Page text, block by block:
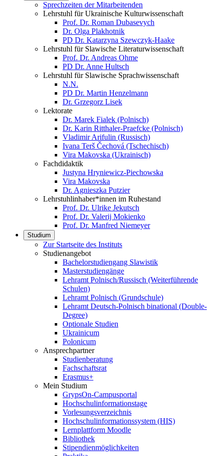
Sprechzeiten der Mitarbeitenden
Lehrstuhl für Ukrainische Kulturwissenschaft
Prof. Dr. Roman Dubasevych
Dr. Olga Plakhotnik
PD Dr. Katarzyna Szewczyk-Haake
Lehrstuhl für Slawische Literaturwissenschaft
Prof. Dr. Andreas Ohme
PD Dr. Anne Hultsch
Lehrstuhl für Slawische Sprachwissenschaft
N.N.
PD Dr. Martin Henzelmann
Dr. Grzegorz Lisek
Lektorate
Dr. Marek Fialek (Polnisch)
Dr. Karin Ritthaler-Praefcke (Polnisch)
Vladimir Arifulin (Russisch)
Ivana Terš Čechová (Tschechisch)
Vira Makovska (Ukrainisch)
Fachdidaktik
Justyna Hryniewicz-Piechowska
Vira Makovska
Dr. Agnieszka Putzier
Lehrstuhlinhaber*innen im Ruhestand
Prof. Dr. Ulrike Jekutsch
Prof. Dr. Valerij Mokienko
Prof. Dr. Manfred Niemeyer
Studium
Zur Startseite des Instituts
Studienangebot
Bachelorstudiengang Slawistik
Masterstudiengänge
Lehramt Polnisch/Russisch (Weiterführende
Schulen)
Lehramt Polnisch (Grundschule)
Lehramt Deutsch-Polnisch binational (Double-
Degree)
Optionale Studien
Ukrainicum
Polonicum
Ansprechpartner
Studienberatung
Fachschaftsrat
Erasmus+
Mein Studium
GrypsOn-Campusportal
Hochschulinformationstage
Vorlesungsverzeichnis
Hochschulinformationssystem (HIS)
Lernplattform Moodle
Bibliothek
Stipendienmöglichkeiten